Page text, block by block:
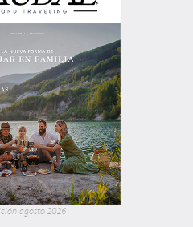
agosto 2026